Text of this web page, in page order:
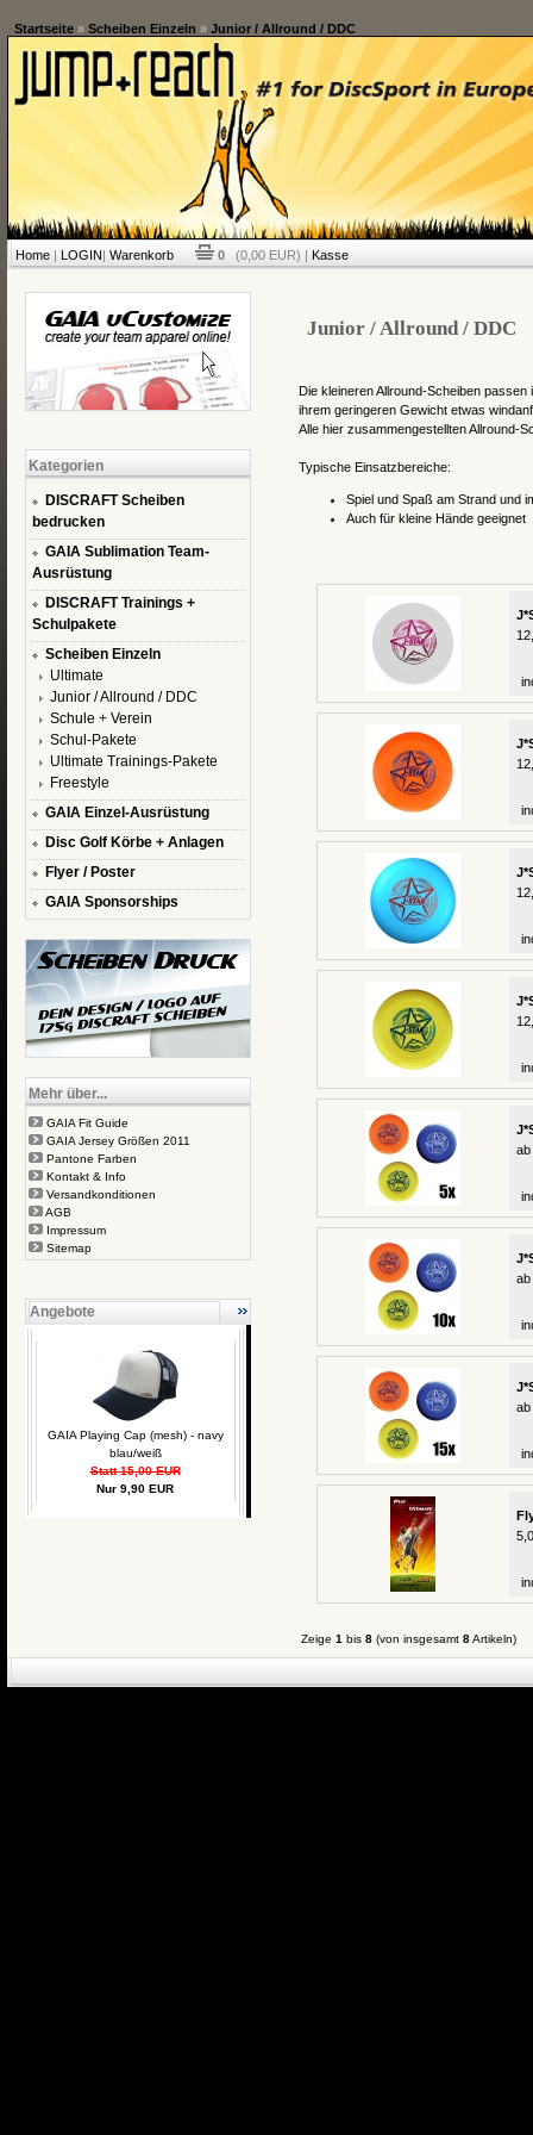
Startseite» Scheiben Einzeln » Junior / Allround / DDC
Home| LOGIN| Warenkorb 0 (0,00 EUR) | Kasse
Kategorien
DISCRAFT Scheiben
bedrucken
GAIA Sublimation Team-
Ausrüstung
DISCRAFT Trainings +
Schulpakete
Scheiben Einzeln
Ultimate
Junior / Allround / DDC
Schule + Verein
Schul-Pakete
Ultimate Trainings-Pakete
Freestyle
GAIA Einzel-Ausrüstung
Disc Golf Körbe + Anlagen
Flyer / Poster
GAIA Sponsorships
Mehr über...
GAIA Fit Guide
GAIA Jersey Größen 2011
Pantone Farben
Kontakt & Info
Versandkonditionen
AGB
Impressum
Sitemap
Angebote
GAIA Playing Cap (mesh) - navy
blau/weiß
Statt 15,00 EUR
Nur 9,90 EUR
Junior / Allround / DDC
Die kleineren Allround-Scheiben
ihrem geringeren Gewicht etwas
Alle hier zusammengestellten Allround-
Typische Einsatzbereiche:
Spiel und Spaß am Strand und
Auch für kleine Hände geeignet
ab
ab
ab
Zeige 1 bis 8(von insgesamt 8Artikeln)